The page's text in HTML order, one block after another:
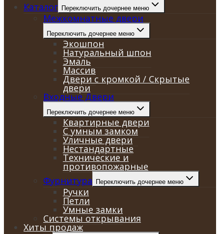
Каталог Переключить дочернее меню
Межкомнатные двери
Переключить дочернее меню
Экошпон
Натуральный шпон
Эмаль
Массив
Двери с кромкой / Скрытые
двери
Входные Двери
Переключить дочернее меню
Квартирные двери
С умным замком
Уличные двери
Нестандартные
Технические и
противопожарные
Фурнитура Переключить дочернее меню
Ручки
Петли
Умные замки
Системы открывания
Хиты продаж